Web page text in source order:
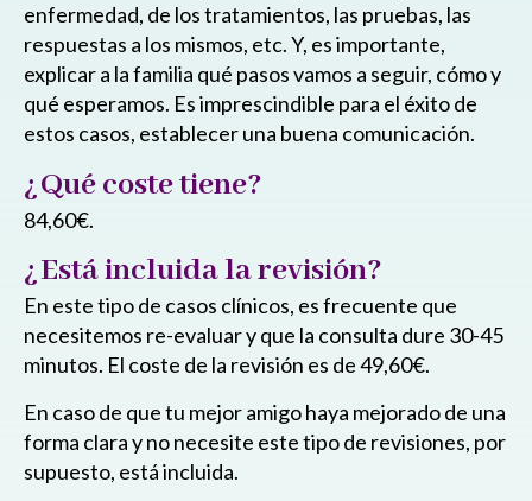
enfermedad, de los tratamientos, las pruebas, las
respuestas a los mismos, etc. Y, es importante,
explicar a la familia qué pasos vamos a seguir, cómo y
qué esperamos. Es imprescindible para el éxito de
estos casos, establecer una buena comunicación.
¿Qué coste tiene?
84,60€.
¿Está incluida la revisión?
En este tipo de casos clínicos, es frecuente que
necesitemos re-evaluar y que la consulta dure 30-45
minutos. El coste de la revisión es de 49,60€.
En caso de que tu mejor amigo haya mejorado de una
forma clara y no necesite este tipo de revisiones, por
supuesto, está incluida.